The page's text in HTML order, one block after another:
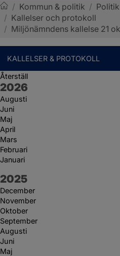
Sotenäs kommun
/ Kommun & politik /
/ Kallelser och protokoll
/ Miljönämndens kallelse 21
KALLELSER & PROTOKOLL
Återställ
År:
2026
Augusti
Juni
Maj
April
Mars
Februari
Januari
År:
2025
December
November
Oktober
September
Augusti
Juni
Maj